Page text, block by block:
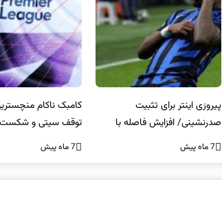
پیروزی اینتر برای تثبیت
صدرنشینی/ افزایش فاصله با
ناپولی
7 ماه پیش
کامبک ناکام
توقف سیتی و
7 ماه پیش